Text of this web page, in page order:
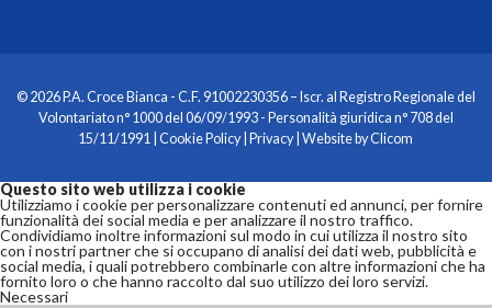
© 2026 P.A. Croce Bianca - C.F. 91002230356 – Iscr. al Registro Regionale del
Volontariato n° 1000 del 06/09/1993 - Personalità giuridica n° 708 del
15/11/1991 |Cookie Policy| Privacy| Website byClicom
Questo sito web utilizza i cookie
Utilizziamo i cookie per personalizzare contenuti ed annunci, per fornire
funzionalità dei social media e per analizzare il nostro traffico.
Condividiamo inoltre informazioni sul modo in cui utilizza il nostro sito
con i nostri partner che si occupano di analisi dei dati web, pubblicità e
social media, i quali potrebbero combinarle con altre informazioni che ha
fornito loro o che hanno raccolto dal suo utilizzo dei loro servizi.
Necessari